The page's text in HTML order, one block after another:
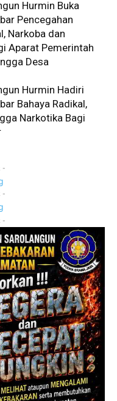
Hurmin Buka
Pencegahan
Narkoba dan
Aparat Pemerintah
Desa
Hurmin Hadiri
Bahaya Radikal,
Narkotika Bagi
-
-
-